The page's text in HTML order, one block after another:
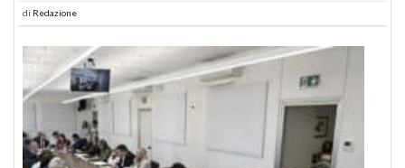
di Redazione